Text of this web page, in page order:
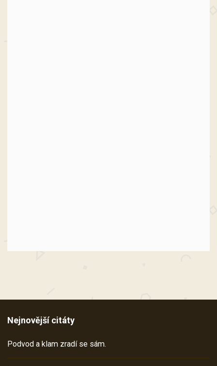
Nejnovější citáty
Podvod a klam zradí se sám.